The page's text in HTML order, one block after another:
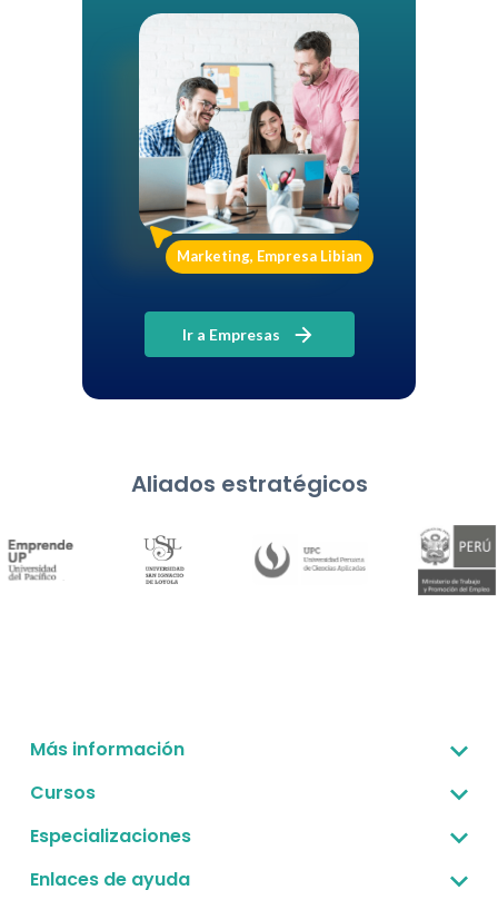
Marketing, Empresa Libian
Ir a Empresas
Aliados estratégicos
Más información
Sobre nosotros
Convenio UPC - Convalidación
Cursos
Gestión estratégica
Especializaciones
Gestión estratégica
Enlaces de ayuda